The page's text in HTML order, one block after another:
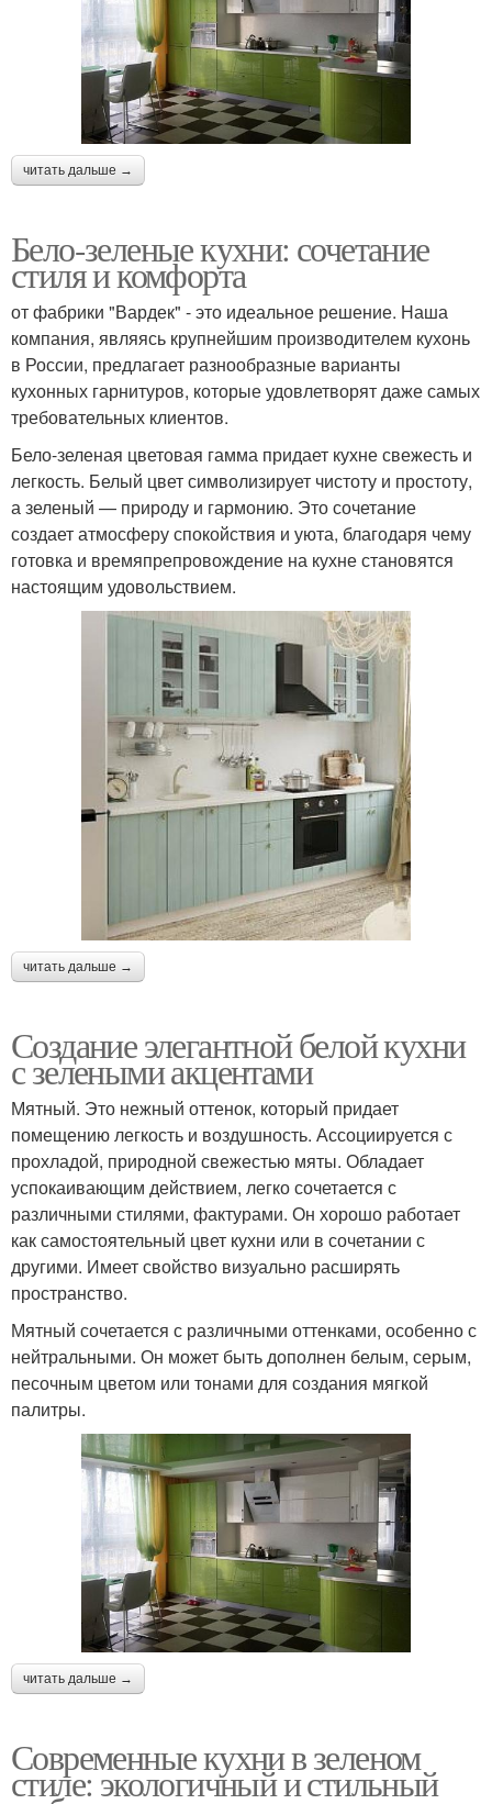
читать дальше →
Бело-зеленые кухни: сочетание
стиля и комфорта
от фабрики "Вардек" - это идеальное решение. Наша
компания, являясь крупнейшим производителем кухонь
в России, предлагает разнообразные варианты
кухонных гарнитуров, которые удовлетворят даже самых
требовательных клиентов.
Бело-зеленая цветовая гамма придает кухне свежесть и
легкость. Белый цвет символизирует чистоту и простоту,
а зеленый — природу и гармонию. Это сочетание
создает атмосферу спокойствия и уюта, благодаря чему
готовка и времяпрепровождение на кухне становятся
настоящим удовольствием.
читать дальше →
Создание элегантной белой кухни
с зелеными акцентами
Мятный. Это нежный оттенок, который придает
помещению легкость и воздушность. Ассоциируется с
прохладой, природной свежестью мяты. Обладает
успокаивающим действием, легко сочетается с
различными стилями, фактурами. Он хорошо работает
как самостоятельный цвет кухни или в сочетании с
другими. Имеет свойство визуально расширять
пространство.
Мятный сочетается с различными оттенками, особенно с
нейтральными. Он может быть дополнен белым, серым,
песочным цветом или тонами для создания мягкой
палитры.
читать дальше →
Современные кухни в зеленом
стиле: экологичный и стильный